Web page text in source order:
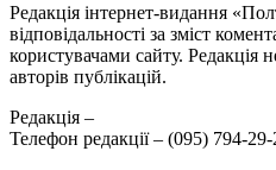
Редакція інтернет-видання
відповідальності за зміст
користувачами сайту. Редакція
авторів публікацій.
Редакція –
Телефон редакції – (095) 794-29-